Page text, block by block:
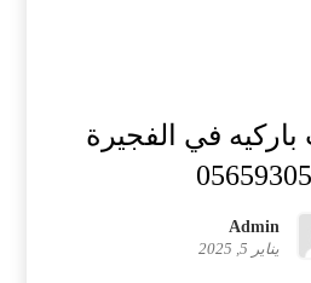
في الفجيرة
Admin
يناير 5, 2025